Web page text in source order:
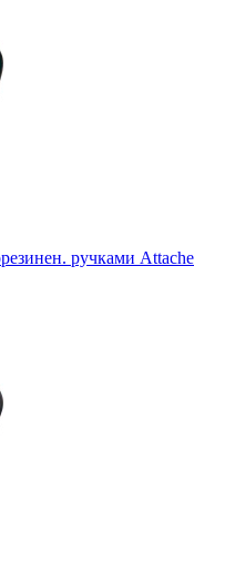
ручками Attache